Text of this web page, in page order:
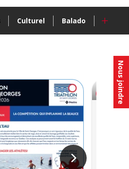
Nous joindre
Culturel Balado +